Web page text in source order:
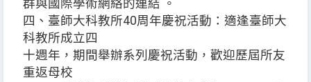
群與國際學術網絡的連結 。
四、臺師大科教所40周年慶祝活動：適逢臺師大
科教所成立四
十週年，期間舉辦系列慶祝活動，歡迎歷屆所友
重返母校